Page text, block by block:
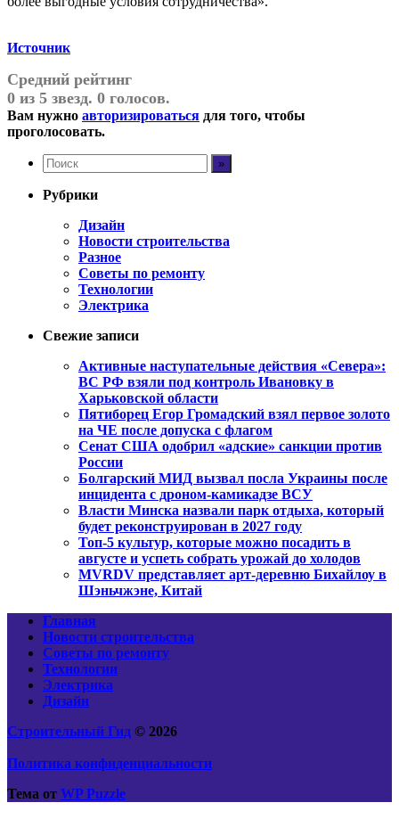
Источник
Средний рейтинг
0 из 5 звезд. 0 голосов.
Вам нужно авторизироваться для того, чтобы
проголосовать.
Рубрики
Дизайн
Новости строительства
Разное
Советы по ремонту
Технологии
Электрика
Свежие записи
Активные наступательные действия «Севера»:
ВС РФ взяли под контроль Ивановку в
Харьковской области
Пятиборец Егор Громадский взял первое золото
на ЧЕ после допуска с флагом
Сенат США одобрил «адские» санкции против
России
Болгарский МИД вызвал посла Украины после
инцидента с дроном-камикадзе ВСУ
Власти Минска назвали парк отдыха, который
будет реконструирован в 2027 году
Топ-5 культур, которые можно посадить в
августе и успеть собрать урожай до холодов
MVRDV представляет арт-деревню Бихайлоу в
Шэньчжэне, Китай
Главная
Новости строительства
Советы по ремонту
Технологии
Электрика
Дизайн
Строительный Гид © 2026
Политика конфиденциальности
Тема от WP Puzzle